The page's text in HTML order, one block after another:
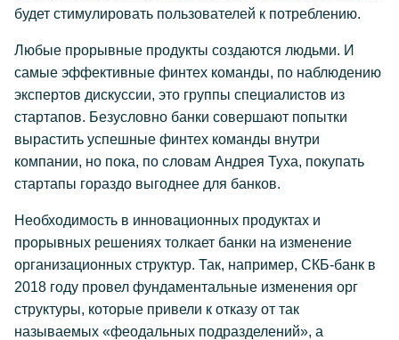
будет стимулировать пользователей к потреблению.
Любые прорывные продукты создаются людьми. И
самые эффективные финтех команды, по наблюдению
экспертов дискуссии, это группы специалистов из
стартапов. Безусловно банки совершают попытки
вырастить успешные финтех команды внутри
компании, но пока, по словам Андрея Туха, покупать
стартапы гораздо выгоднее для банков.
Необходимость в инновационных продуктах и
прорывных решениях толкает банки на изменение
организационных структур. Так, например, СКБ-банк в
2018 году провел фундаментальные изменения орг
структуры, которые привели к отказу от так
называемых «феодальных подразделений», а